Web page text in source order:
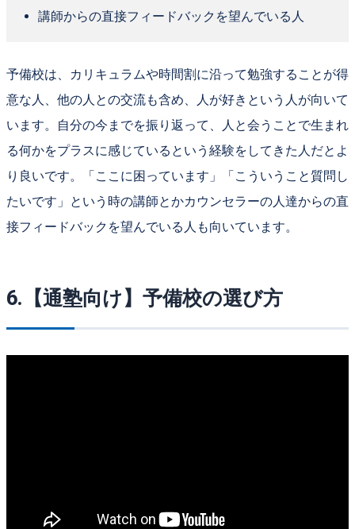
講師からの直接フィードバックを望んでいる人
予備校は、カリキュラムや時間割に沿って勉強することが得
意な人、他の人との交流も含め、人が好きという人が向いて
います。自分の今までを振り返って、人と会うことで生まれ
る何かをプラスに感じているという経験をしてきた人だとよ
り良いです。「ここに困っています」「こういうこと質問し
たいです」という時の講師とかカウンセラーの人達からの直
接フィードバックを望んでいる人も向いています。
6.【通塾向け】予備校の選び方